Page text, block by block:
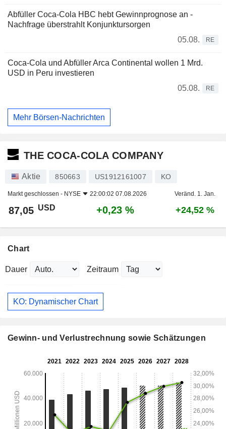
Abfüller Coca-Cola HBC hebt Gewinnprognose an -
Nachfrage überstrahlt Konjunktursorgen
05.08.
RE
Coca-Cola und Abfüller Arca Continental wollen 1 Mrd.
USD in Peru investieren
05.08.
RE
Mehr Börsen-Nachrichten
THE COCA-COLA COMPANY
Aktie 850663 US1912161007 KO
Markt geschlossen - NYSE 22:00:02 07.08.2026 Veränd. 1. Jan.
87,05 USD +0,23 % +24,52 %
Chart
Dauer Zeitraum
KO: Dynamischer Chart
Gewinn- und Verlustrechnung sowie Schätzungen